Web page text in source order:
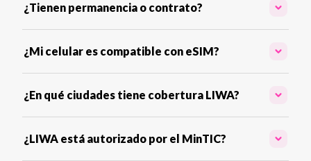
¿Tienen permanencia o contrato?
¿Mi celular es compatible con eSIM?
¿En qué ciudades tiene cobertura LIWA?
¿LIWA está autorizado por el MinTIC?